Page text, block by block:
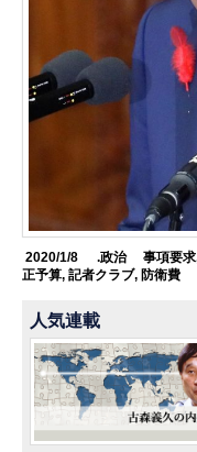
2020/1/8 .政治 事項要求
正予算,記者クラブ, 防衛費
人気連載